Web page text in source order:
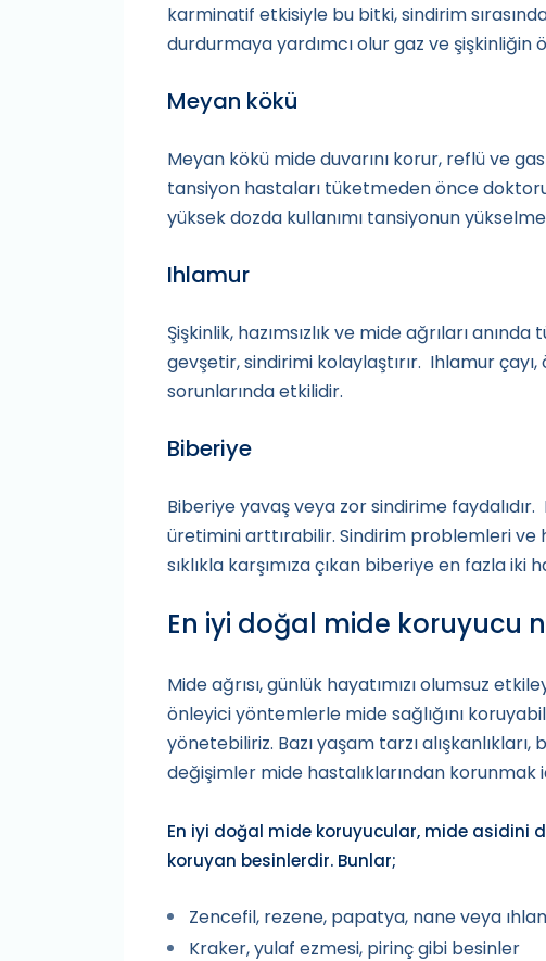
karminatif etkisiyle bu bitki, sindirim
durdurmaya yardımcı olur gaz ve şişkinliğin
Meyan kökü
Meyan kökü mide duvarını korur, reflü ve
tansiyon hastaları tüketmeden önce
yüksek dozda kullanımı tansiyonun
Ihlamur
Şişkinlik, hazımsızlık ve mide ağrıları
gevşetir, sindirimi kolaylaştırır. Ihlamur
sorunlarında etkilidir.
Biberiye
Biberiye yavaş veya zor sindirime faydalıdır.
üretimini arttırabilir. Sindirim problemleri ve
sıklıkla karşımıza çıkan biberiye en fazla
En iyi doğal mide koruyucu
Mide ağrısı, günlük hayatımızı olumsuz
önleyici yöntemlerle mide sağlığını
yönetebiliriz. Bazı yaşam tarzı
değişimler mide hastalıklarından
En iyi doğal mide koruyucular, mide asidini
koruyan besinlerdir. Bunlar;
Zencefil, rezene, papatya, nane veya
Kraker, yulaf ezmesi, pirinç gibi besinler